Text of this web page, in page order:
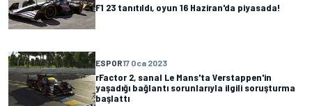
F1 23 tanıtıldı, oyun 16 Haziran'da piyasada!
ESPOR17 Oca 2023
rFactor 2, sanal Le Mans'ta Verstappen'in
yaşadığı bağlantı sorunlarıyla ilgili soruşturma
başlattı